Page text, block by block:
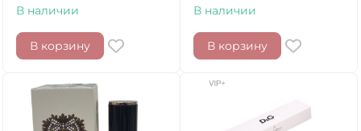
В наличии
В корзину
В наличии
В корзину